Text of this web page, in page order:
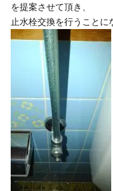
を提案させて頂き、
止水栓交換を行うことに